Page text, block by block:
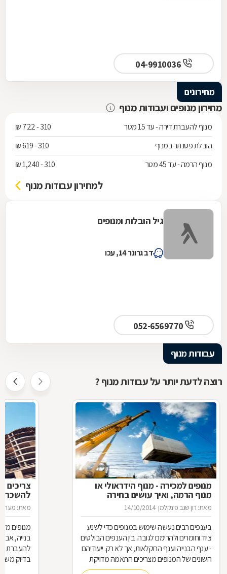
מחירונים
מחירון מנופים ועבודות מנוף
מנוף להעברת דירה - עד 15 מטר
310 - 722 ₪
הובלת פסנתר במנוף
310 - 619 ₪
מנוף הרמה - עד 45 מטר
310 - 1,240 ₪
למחירון עבודות מנוף
גיל הובלות ומנופים
דב גרונר 14, עכו
עבודות מנוף
רוצה לדעת יותר על עבודות מנוף ?
מנופים למכירה - מנוף הידראולי או
מנוף הרמה, ואיך עושים בחירה
חכמה?
מאת: רון שגב פינקלמן 14/10/2014
בענפים רבים נעשה שימוש במנופים כדי לשנע
ציוד וחומרים ולהרימם לגובה. בין הענפים הבולטים
- ענף הבנייה וענף החקלאות, אך לא רק. ייעודיהם
השונים של המנופים מצריכים התאמה מדויקת
של כל מנוף בהתאם לצורך ולדרישות העבודה.
צריכים
להשכרת
מאת:
מנופים
בנייה,
להעברת
בדיוק